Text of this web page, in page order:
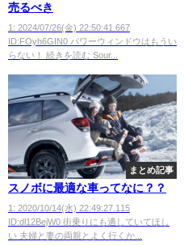
売るべき
1: 2024/07/26(金) 22:50:41.667
ID:FOyh6GIN0 パワーウィンドウはもうい
らない！ 続きを読む Sour...
まとめ記事
スノボに最適な車ってなに？？
1: 2020/10/14(水) 22:49:27.115
ID:dl12BejW0 街乗りにも適していてほし
い 夫婦と妻の両親とよく行くか...